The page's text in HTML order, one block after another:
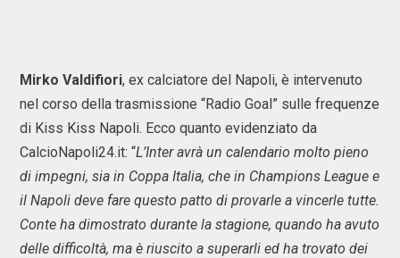
Mirko Valdifiori, ex calciatore del Napoli, è intervenuto
nel corso della trasmissione “Radio Goal” sulle frequenze
di Kiss Kiss Napoli. Ecco quanto evidenziato da
CalcioNapoli24.it: “L’Inter avrà un calendario molto pieno
di impegni, sia in Coppa Italia, che in Champions League e
il Napoli deve fare questo patto di provarle a vincerle tutte.
Conte ha dimostrato durante la stagione, quando ha avuto
delle difficoltà, ma è riuscito a superarli ed ha trovato dei